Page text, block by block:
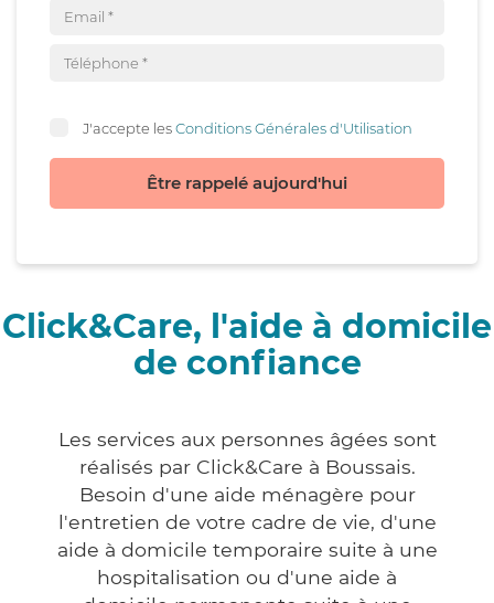
J'accepte lesConditions Générales d'Utilisation
Être rappelé aujourd'hui
Click&Care, l'aide à domicile
de confiance
Les services aux personnes âgées sont
réalisés par Click&Care à Boussais.
Besoin d'une aide ménagère pour
l'entretien de votre cadre de vie, d'une
aide à domicile temporaire suite à une
hospitalisation ou d'une aide à